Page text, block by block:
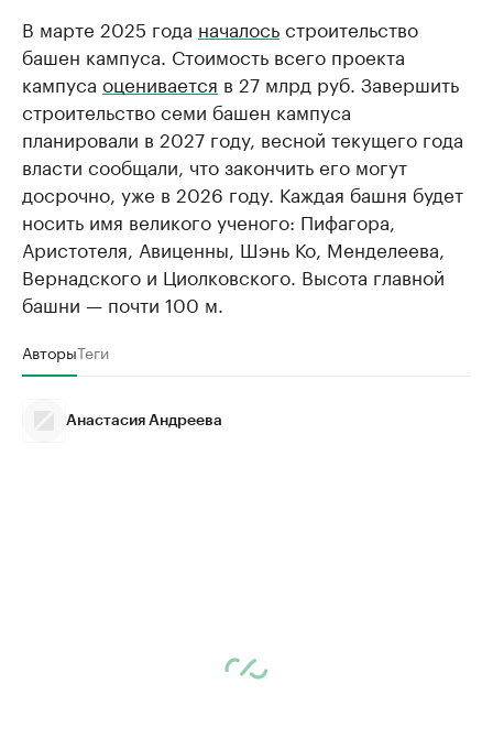
В марте 2025 года началосьстроительство
башен кампуса. Стоимость всего проекта
кампуса оценивается в 27 млрд руб. Завершить
строительство семи башен кампуса
планировали в 2027 году, весной текущего года
власти сообщали, что закончить его могут
досрочно, уже в 2026 году. Каждая башня будет
носить имя великого ученого: Пифагора,
Аристотеля, Авиценны, Шэнь Ко, Менделеева,
Вернадского и Циолковского. Высота главной
башни — почти 100 м.
АвторыТеги
Анастасия Андреева